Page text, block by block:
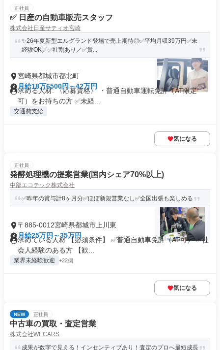
正社員
✅ 日産の自動車販売スタッフ
株式会社日産サティオ宮崎
✨26年夏新型エルグランド登場で売上期待◎✅平均月収39万円✅未
経験OK／✅社割あり／✅賞...
宮崎県都城市都北町
月給18万6500円～42万円
求める人材: 〈応募資格〉 ・普通自動車運転免許（AT限定
可）をお持ちの方 ✅️未経...
交通費支給
気になる
正社員
発酵処理機の提案営業(国内シェア70%以上)
中部エコテック株式会社
✅昨年の賞与計8ヶ月分✅ほぼ新規営業なし✅全国出張も楽しめる
〒885-0012宮崎県都城市上川東
月給25万円～35万円
求めている人材 【必須条件】 ✅普通自動車免許（AT可） ✅社
会人経験のある方 【歓...
業界未経験歓迎 +22個
気になる
NEW 正社員
中古車の買取・査定営業
株式会社WECARS
成果が数字で見える！インセンティブあり！査定のプロへ最短成長